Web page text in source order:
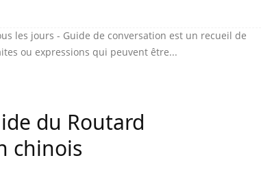
les jours - Guide de conversation est un recueil de
ou expressions qui peuvent être...
du Routard
chinois